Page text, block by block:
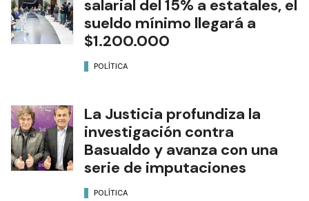
salarial del 15% a estatales, el
sueldo mínimo llegará a
$1.200.000
POLÍTICA
La Justicia profundiza la
investigación contra
Basualdo y avanza con una
serie de imputaciones
POLÍTICA